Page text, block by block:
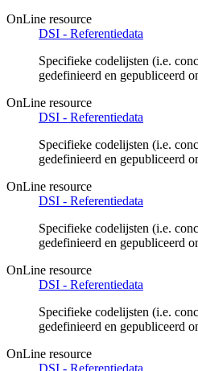
OnLine resource
DSI - Referentiedata
Specifieke codelijsten (i.e.
gedefinieerd en gepubliceerd
OnLine resource
DSI - Referentiedata
Specifieke codelijsten (i.e.
gedefinieerd en gepubliceerd
OnLine resource
DSI - Referentiedata
Specifieke codelijsten (i.e.
gedefinieerd en gepubliceerd
OnLine resource
DSI - Referentiedata
Specifieke codelijsten (i.e.
gedefinieerd en gepubliceerd
OnLine resource